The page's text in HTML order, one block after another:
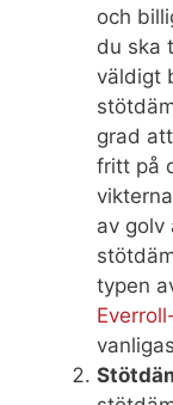
och
du ska
väldigt
grad
fritt på
av golv
typen